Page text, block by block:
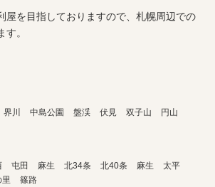
屋を目指しておりますので、札幌周辺での
。
界川 中島公園 盤渓 伏見 双子山
円山
屯田 麻生 北34条 北40条 麻生
太平
里 篠路